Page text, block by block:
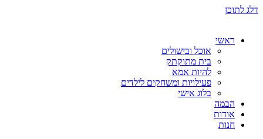
דלג לתוכן
ראשי
אוכל ובישולים
בית מתוקתק
להיות אמא
פעילויות ומשחקים לילדים
בלוג אישי
הבמה
אודות
חנות